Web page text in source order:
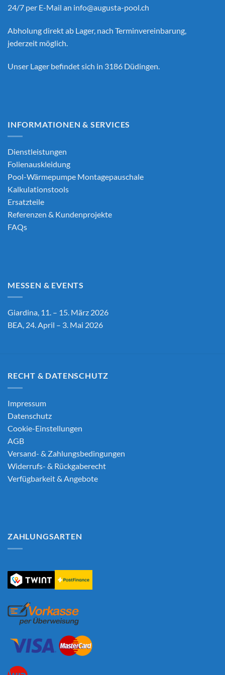
24/7 per E-Mail an info@augusta-pool.ch
Abholung direkt ab Lager, nach Terminvereinbarung,
jederzeit möglich.
Unser Lager befindet sich in 3186 Düdingen.
INFORMATIONEN & SERVICES
Dienstleistungen
Folienauskleidung
Pool-Wärmepumpe Montagepauschale
Kalkulationstools
Ersatzteile
Referenzen & Kundenprojekte
FAQs
MESSEN & EVENTS
Giardina, 11. – 15. März 2026
BEA, 24. April – 3. Mai 2026
RECHT & DATENSCHUTZ
Impressum
Datenschutz
Cookie-Einstellungen
AGB
Versand- & Zahlungsbedingungen
Widerrufs- & Rückgaberecht
Verfügbarkeit & Angebote
ZAHLUNGSARTEN